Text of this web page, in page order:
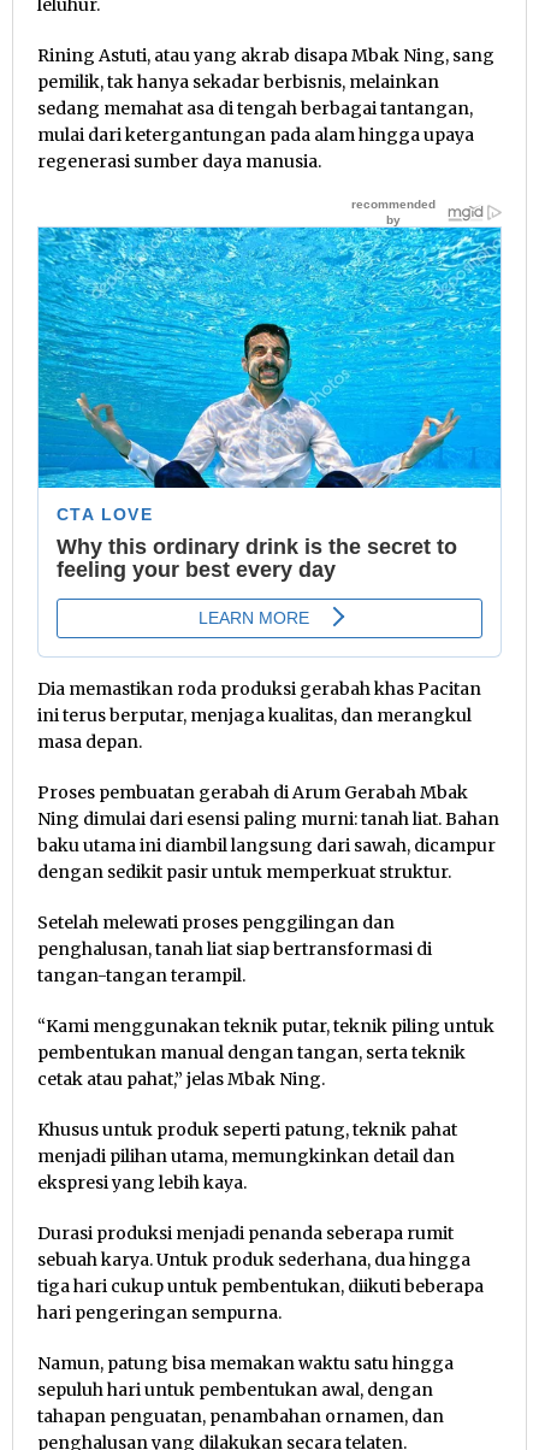
leluhur.
Rining Astuti, atau yang akrab disapa Mbak Ning, sang
pemilik, tak hanya sekadar berbisnis, melainkan
sedang memahat asa di tengah berbagai tantangan,
mulai dari ketergantungan pada alam hingga upaya
regenerasi sumber daya manusia.
Dia memastikan roda produksi gerabah khas Pacitan
ini terus berputar, menjaga kualitas, dan merangkul
masa depan.
Proses pembuatan gerabah di Arum Gerabah Mbak
Ning dimulai dari esensi paling murni: tanah liat. Bahan
baku utama ini diambil langsung dari sawah, dicampur
dengan sedikit pasir untuk memperkuat struktur.
Setelah melewati proses penggilingan dan
penghalusan, tanah liat siap bertransformasi di
tangan-tangan terampil.
“Kami menggunakan teknik putar, teknik piling untuk
pembentukan manual dengan tangan, serta teknik
cetak atau pahat,” jelas Mbak Ning.
Khusus untuk produk seperti patung, teknik pahat
menjadi pilihan utama, memungkinkan detail dan
ekspresi yang lebih kaya.
Durasi produksi menjadi penanda seberapa rumit
sebuah karya. Untuk produk sederhana, dua hingga
tiga hari cukup untuk pembentukan, diikuti beberapa
hari pengeringan sempurna.
Namun, patung bisa memakan waktu satu hingga
sepuluh hari untuk pembentukan awal, dengan
tahapan penguatan, penambahan ornamen, dan
penghalusan yang dilakukan secara telaten.